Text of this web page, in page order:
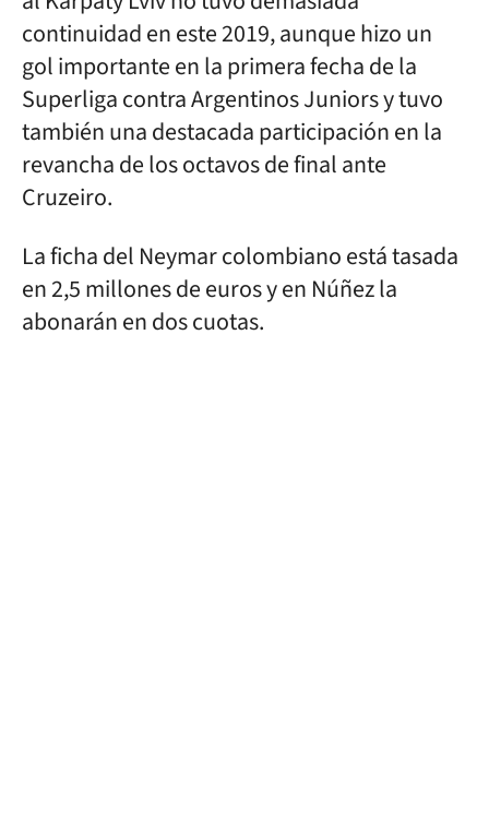
continuidad en este 2019, aunque hizo un
gol importante en la primera fecha de la
Superliga contra Argentinos Juniors y tuvo
también una destacada participación en la
revancha de los octavos de final ante
Cruzeiro.
La ficha del Neymar colombiano está tasada
en 2,5 millones de euros y en Núñez la
abonarán en dos cuotas.